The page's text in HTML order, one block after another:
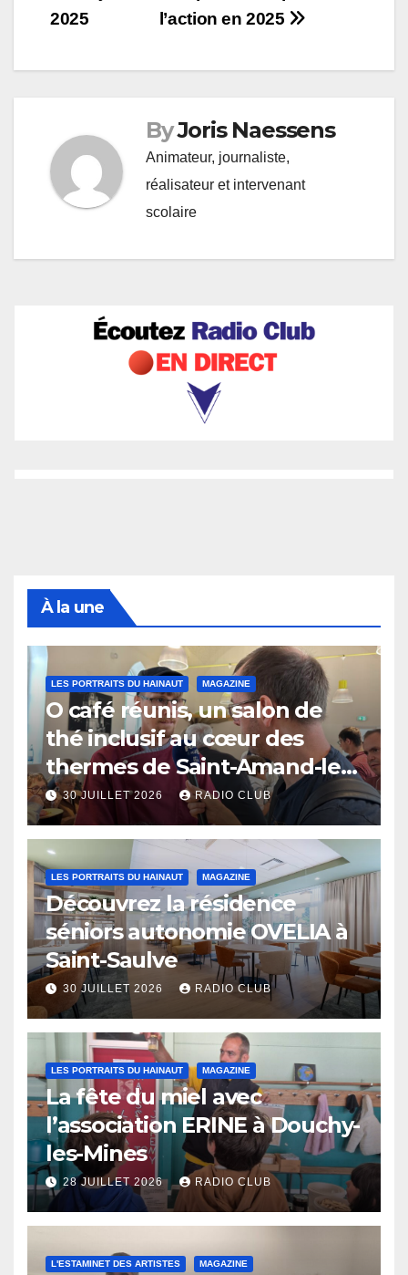
l’article
l’action en 2025
2025
ByJoris Naessens
Animateur, journaliste,
réalisateur et intervenant
scolaire
À la une
LES PORTRAITS DU HAINAUT MAGAZINE
O café réunis, un salon de
thé inclusif au cœur des
thermes de Saint-Amand-les-
Eaux
30 JUILLET 2026 RADIO CLUB
LES PORTRAITS DU HAINAUT MAGAZINE
Découvrez la résidence
séniors autonomie OVELIA à
Saint-Saulve
30 JUILLET 2026 RADIO CLUB
LES PORTRAITS DU HAINAUT MAGAZINE
La fête du miel avec
l’association ERINE à Douchy-
les-Mines
28 JUILLET 2026 RADIO CLUB
L'ESTAMINET DES ARTISTES MAGAZINE